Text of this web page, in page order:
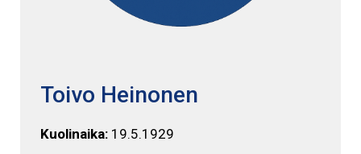
Toivo Heinonen
Kuolinaika: 19.5.1929